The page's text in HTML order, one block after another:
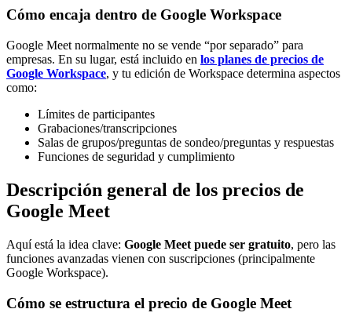
Cómo encaja dentro de Google Workspace
Google Meet normalmente no se vende “por separado” para
empresas. En su lugar, está incluido en los planes de precios de
Google Workspace, y tu edición de Workspace determina aspectos
como:
Límites de participantes
Grabaciones/transcripciones
Salas de grupos/preguntas de sondeo/preguntas y respuestas
Funciones de seguridad y cumplimiento
Descripción general de los precios de
Google Meet
Aquí está la idea clave: Google Meet puede ser gratuito, pero las
funciones avanzadas vienen con suscripciones (principalmente
Google Workspace).
Cómo se estructura el precio de Google Meet